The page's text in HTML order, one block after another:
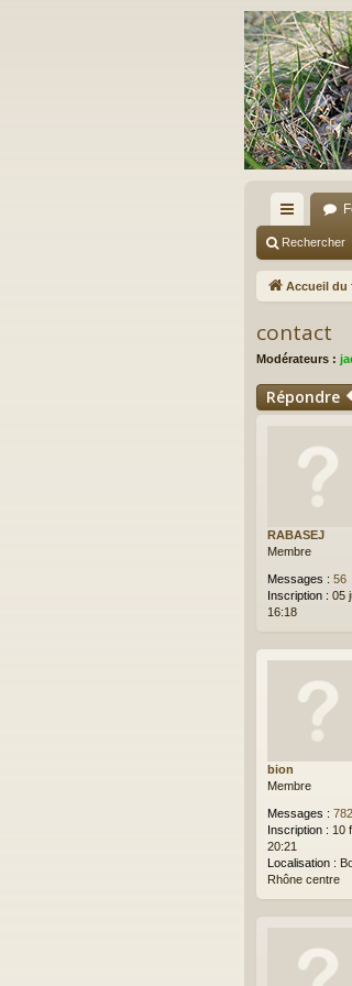
ac
co
ci
Rechercher
Accueil du
contact
Modérateurs :
Répondre
RABASEJ
Membre
Messages : 56
Inscription : 05
16:18
bion
Membre
Messages :
Inscription : 10
20:21
Localisation :
Rhône centre